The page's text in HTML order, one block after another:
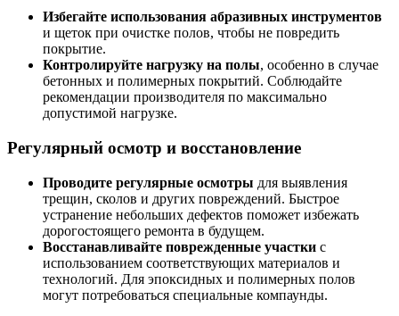
Избегайте использования абразивных инструментов
и щеток при очистке полов, чтобы не повредить
покрытие.
Контролируйте нагрузку на полы, особенно в случае
бетонных и полимерных покрытий. Соблюдайте
рекомендации производителя по максимально
допустимой нагрузке.
Регулярный осмотр и восстановление
Проводите регулярные осмотры для выявления
трещин, сколов и других повреждений. Быстрое
устранение небольших дефектов поможет избежать
дорогостоящего ремонта в будущем.
Восстанавливайте поврежденные участки с
использованием соответствующих материалов и
технологий. Для эпоксидных и полимерных полов
могут потребоваться специальные компаунды.